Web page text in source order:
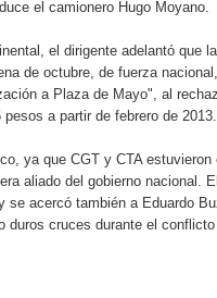
el camionero Hugo Moyano.
el dirigente adelantó que
de octubre, de fuerza
a Plaza de Mayo", al
a partir de febrero de 2013.
ya que CGT y CTA
aliado del gobierno nacional.
se acercó también a Eduardo
duros cruces durante el